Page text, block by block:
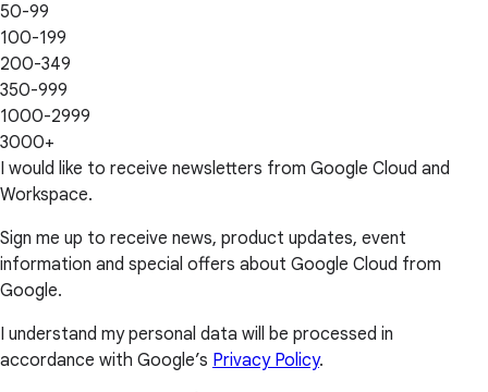
50-99
100-199
200-349
350-999
1000-2999
3000+
I would like to receive newsletters from Google Cloud and
Workspace.
Sign me up to receive news, product updates, event
information and special offers about Google Cloud from
Google.
I understand my personal data will be processed in
accordance with Google’s Privacy Policy.